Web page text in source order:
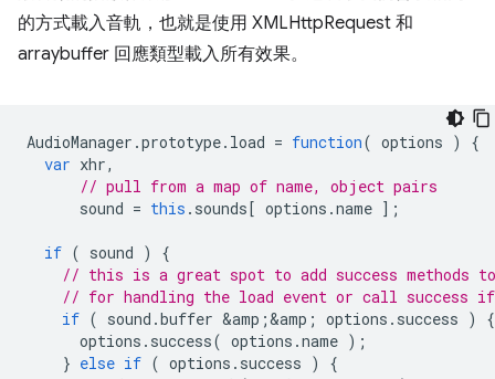
的方式載入音軌，也就是使用 XMLHttpRequest 和
arraybuffer 回應類型載入所有效果。
AudioManager .prototype. load = function( options )
{
var xhr,
// pull from a map of name, object pairs
sound = this . sounds[ options .name ];
if ( sound )
{
// this is a great spot to add success methods
// for handling the load event or call success if
if ( sound .buffer &amp ;&amp ; options . success )
{
options . success( options .name );
} else if ( options . success )
{